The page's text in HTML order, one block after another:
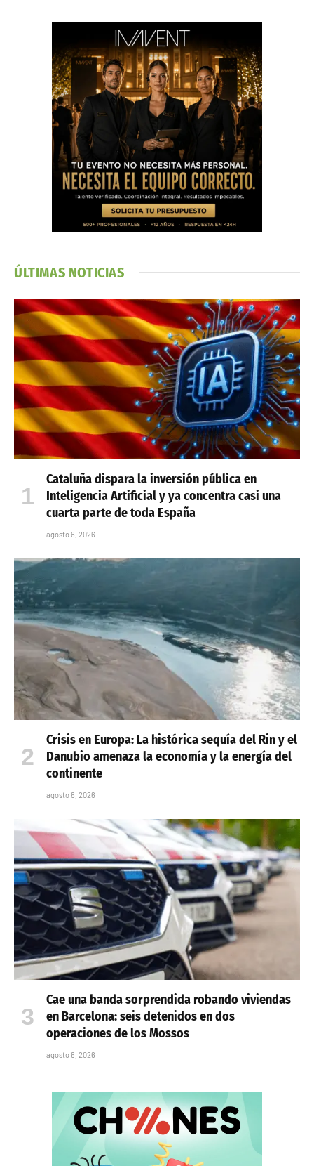
ÚLTIMAS NOTICIAS
Cataluña dispara la inversión pública en
Inteligencia Artificial y ya concentra casi una
cuarta parte de toda España
agosto 6, 2026
Crisis en Europa: La histórica sequía del Rin y el
Danubio amenaza la economía y la energía del
continente
agosto 6, 2026
Cae una banda sorprendida robando viviendas
en Barcelona: seis detenidos en dos
operaciones de los Mossos
agosto 6, 2026